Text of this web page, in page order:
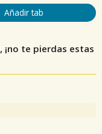
Añadir tab
, ¡no te pierdas estas